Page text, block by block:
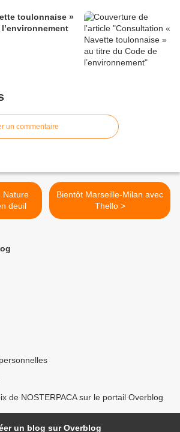
toulonnaise »
un commentaire
deuil
Bientôt Marseille-Milan avec
Thello >
de NOSTERPACA sur le portail Overblog
un blog sur Overblog